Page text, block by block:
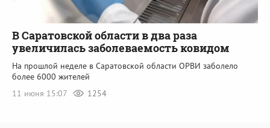
В Саратовской области в два раза
увеличилась заболеваемость ковидом
На прошлой неделе в Саратовской области ОРВИ заболело
более 6000 жителей
11 июня 15:07
1254